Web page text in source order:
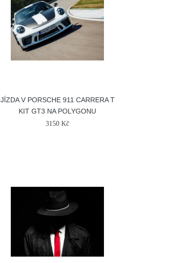
JÍZDA V PORSCHE 911 CARRERA T
KIT GT3 NA POLYGONU
3150 Kč